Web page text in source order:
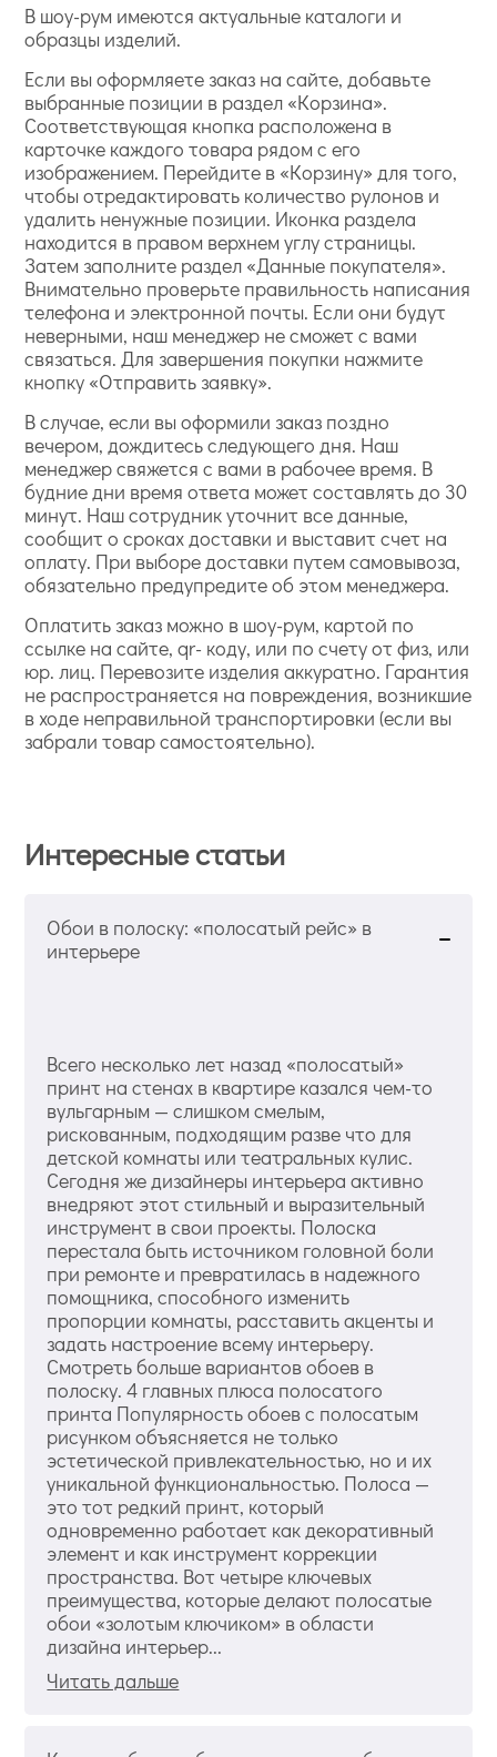
В шоу-рум имеются актуальные каталоги и
образцы изделий.
Если вы оформляете заказ на сайте, добавьте
выбранные позиции в раздел «Корзина».
Соответствующая кнопка расположена в
карточке каждого товара рядом с его
изображением. Перейдите в «Корзину» для того,
чтобы отредактировать количество рулонов и
удалить ненужные позиции. Иконка раздела
находится в правом верхнем углу страницы.
Затем заполните раздел «Данные покупателя».
Внимательно проверьте правильность написания
телефона и электронной почты. Если они будут
неверными, наш менеджер не сможет с вами
связаться. Для завершения покупки нажмите
кнопку «Отправить заявку».
В случае, если вы оформили заказ поздно
вечером, дождитесь следующего дня. Наш
менеджер свяжется с вами в рабочее время. В
будние дни время ответа может составлять до 30
минут. Наш сотрудник уточнит все данные,
сообщит о сроках доставки и выставит счет на
оплату. При выборе доставки путем самовывоза,
обязательно предупредите об этом менеджера.
Оплатить заказ можно в шоу-рум, картой по
ссылке на сайте, qr- коду, или по счету от физ, или
юр. лиц. Перевозите изделия аккуратно. Гарантия
не распространяется на повреждения, возникшие
в ходе неправильной транспортировки (если вы
забрали товар самостоятельно).
Интересные статьи
Обои в полоску: «полосатый рейс» в
интерьере
Всего несколько лет назад «полосатый»
принт на стенах в квартире казался чем-то
вульгарным — слишком смелым,
рискованным, подходящим разве что для
детской комнаты или театральных кулис.
Сегодня же дизайнеры интерьера активно
внедряют этот стильный и выразительный
инструмент в свои проекты. Полоска
перестала быть источником головной боли
при ремонте и превратилась в надежного
помощника, способного изменить
пропорции комнаты, расставить акценты и
задать настроение всему интерьеру.
Смотреть больше вариантов обоев в
полоску. 4 главных плюса полосатого
принта Популярность обоев с полосатым
рисунком объясняется не только
эстетической привлекательностью, но и их
уникальной функциональностью. Полоса —
это тот редкий принт, который
одновременно работает как декоративный
элемент и как инструмент коррекции
пространства. Вот четыре ключевых
преимущества, которые делают полосатые
обои «золотым ключиком» в области
дизайна интерьер...
Читать дальше